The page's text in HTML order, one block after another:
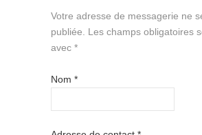
Votre adresse de messagerie ne
publiée. Les champs obligatoires
avec *
Nom *